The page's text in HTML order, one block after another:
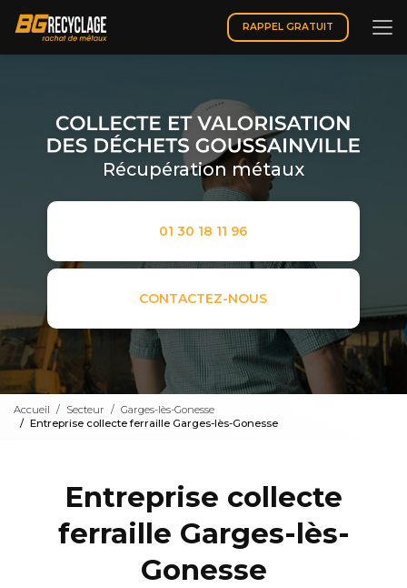
contenu
principal
RAPPEL GRATUIT
Récupération métaux
01 30 18 11 96
CONTACTEZ-NOUS
Accueil Secteur
Garges-lès-Gonesse
Entreprise collecte ferraille Garges-lès-Gonesse
Entreprise collecte
ferraille Garges-lès-
Gonesse